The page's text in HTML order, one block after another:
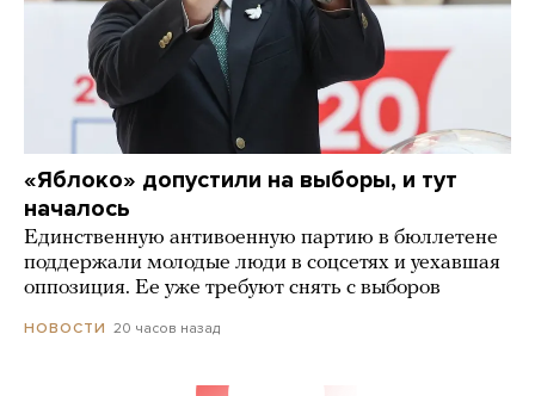
«Яблоко» допустили на выборы, и тут
началось
Единственную антивоенную партию в бюллетене
поддержали молодые люди в соцсетях и уехавшая
оппозиция. Ее уже требуют снять с выборов
НОВОСТИ 20 часов назад